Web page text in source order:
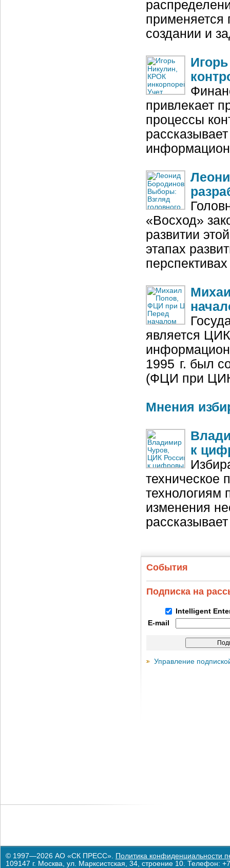
применяется
создании и
привлекает
процессы
«Восход»
развитии
этапах
является
1995 г. был
(ФЦИ при
Мнения
к
техническое
технологиям
изменения
События
Подписка на
Intelligent
E-mail
Управление
© 1997—2026 АО «СК ПРЕСС». Политика конфиденциальности
109147 г. Москва, ул. Марксистская, 34, строение 10. Телефон: